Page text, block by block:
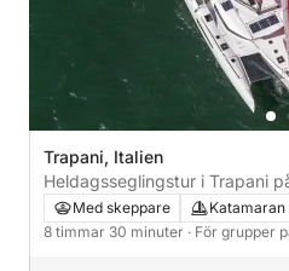
Trapani, Italien
Heldagsseglingstur i Trapani
Med skeppare
Katamaran
8 timmar 30 minuter · För grupper